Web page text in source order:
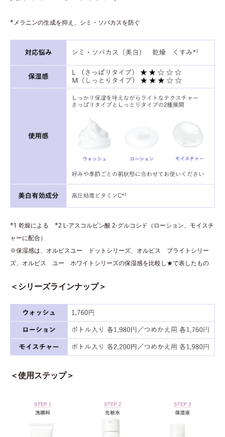
*メラニンの生成を抑え、シミ・ソバカスを防ぐ
*1 乾燥による *2 L-アスコルビン酸 2-グルコシド（ローション、モイスチ
ャーに配合）
※保湿感は、オルビスユー ドットシリーズ、オルビス ブライトシリー
ズ、オルビス ユー ホワイトシリーズの保湿感を比較し★で表したもの
＜シリーズラインナップ＞
＜使用ステップ＞